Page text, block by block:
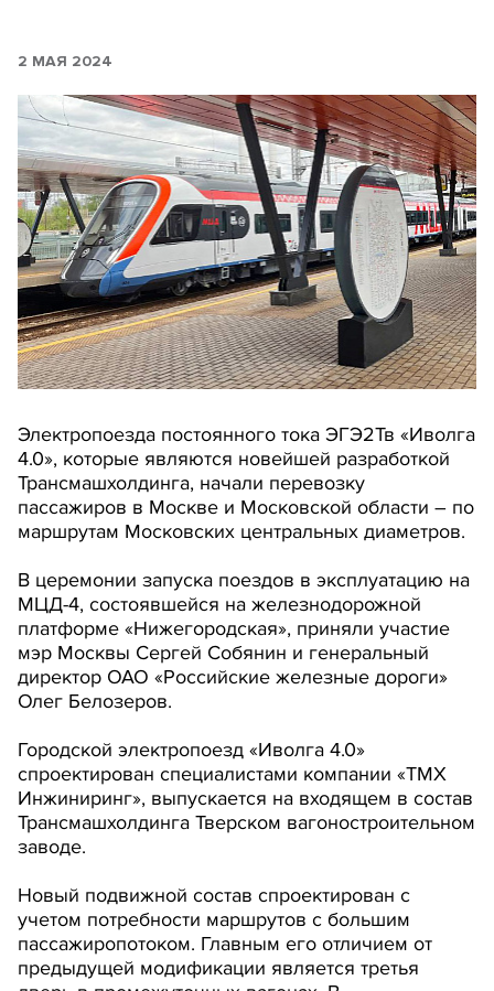
2 МАЯ 2024
Электропоезда постоянного тока ЭГЭ2Тв «Иволга
4.0», которые являются новейшей разработкой
Трансмашхолдинга, начали перевозку
пассажиров в Москве и Московской области – по
маршрутам Московских центральных диаметров.
В церемонии запуска поездов в эксплуатацию на
МЦД-4, состоявшейся на железнодорожной
платформе «Нижегородская», приняли участие
мэр Москвы Сергей Собянин и генеральный
директор ОАО «Российские железные дороги»
Олег Белозеров.
Городской электропоезд «Иволга 4.0»
спроектирован специалистами компании «ТМХ
Инжиниринг», выпускается на входящем в состав
Трансмашхолдинга Тверском вагоностроительном
заводе.
Новый подвижной состав спроектирован с
учетом потребности маршрутов с большим
пассажиропотоком. Главным его отличием от
предыдущей модификации является третья